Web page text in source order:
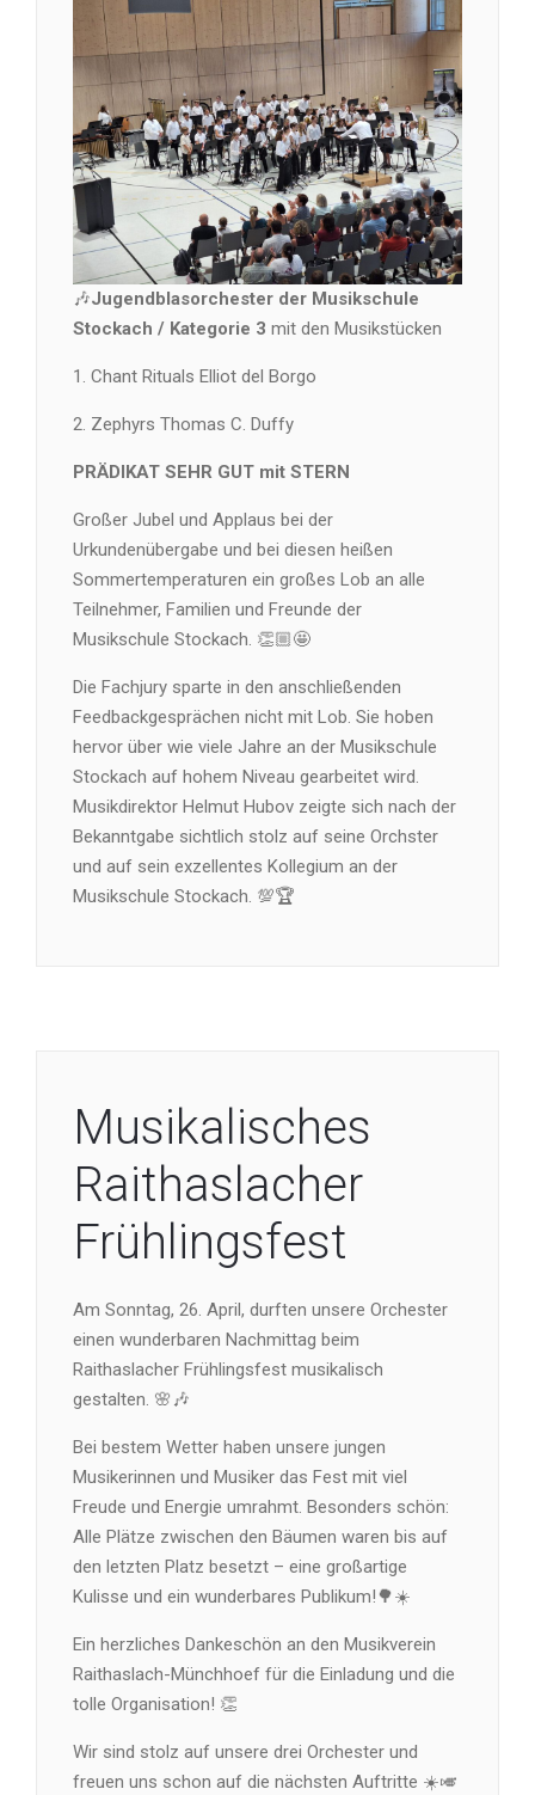
🎶Jugendblasorchester der Musikschule
Stockach / Kategorie 3 mit den Musikstücken
1. Chant Rituals Elliot del Borgo
2. Zephyrs Thomas C. Duffy
PRÄDIKAT SEHR GUT mit STERN
Großer Jubel und Applaus bei der
Urkundenübergabe und bei diesen heißen
Sommertemperaturen ein großes Lob an alle
Teilnehmer, Familien und Freunde der
Musikschule Stockach. 👏🏼🤩
Die Fachjury sparte in den anschließenden
Feedbackgesprächen nicht mit Lob. Sie hoben
hervor über wie viele Jahre an der Musikschule
Stockach auf hohem Niveau gearbeitet wird.
Musikdirektor Helmut Hubov zeigte sich nach der
Bekanntgabe sichtlich stolz auf seine Orchster
und auf sein exzellentes Kollegium an der
Musikschule Stockach. 💯🏆
Musikalisches
Raithaslacher
Frühlingsfest
Am Sonntag, 26. April, durften unsere Orchester
einen wunderbaren Nachmittag beim
Raithaslacher Frühlingsfest musikalisch
gestalten. 🌸🎶
Bei bestem Wetter haben unsere jungen
Musikerinnen und Musiker das Fest mit viel
Freude und Energie umrahmt. Besonders schön:
Alle Plätze zwischen den Bäumen waren bis auf
den letzten Platz besetzt – eine großartige
Kulisse und ein wunderbares Publikum!🌳☀️
Ein herzliches Dankeschön an den Musikverein
Raithaslach-Münchhoef für die Einladung und die
tolle Organisation! 👏
Wir sind stolz auf unsere drei Orchester und
freuen uns schon auf die nächsten Auftritte ☀️🎺